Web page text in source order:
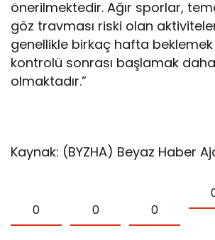
önerilmektedir. Ağır sporlar,
göz travması riski olan
genellikle birkaç hafta
kontrolü sonrası başlamak
olmaktadır.”
Kaynak: (BYZHA) Beyaz Haber
0 0 0